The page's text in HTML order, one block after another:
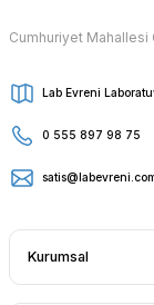
Cumhuriyet Mahallesi
Lab Evreni
0 555 897 98 75
Kurumsal